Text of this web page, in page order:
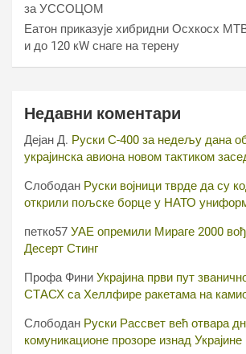
за УССОЦОМ
Еатон приказује хибридни Осхкосх
и до 120 кW снаге на терену
Недавни коментари
Дејан Д. Руски С-400 за недељу дана
украјинска авиона новом тактиком
Слободан Руски војници тврде да су
открили пољске борце у НАТО
петко57 УАЕ опремили Мираге 2000
Десерт Стинг
Профа Фини Украјина први пут
СТАСХ са Хеллфире ракетама на
Слободан Руски Рассвет већ отвара
комуникационе прозоре изнад Украјине